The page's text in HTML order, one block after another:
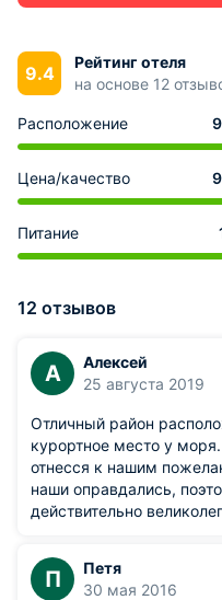
9.4
Рейтинг отеля
на основе 12
Расположение
Цена/качество
Питание
12 отзывов
А
Алексей
25 августа 2019
Отличный район
курортное место у
отнесся к нашим
наши оправдались,
действительно
П
Петя
30 мая 2016